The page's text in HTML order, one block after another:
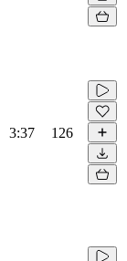
3:37 126